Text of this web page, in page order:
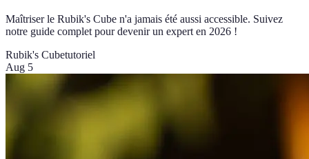
Maîtriser le Rubik's Cube n'a jamais été aussi accessible. Suivez
notre guide complet pour devenir un expert en 2026 !
Rubik's Cubetutoriel
Aug 5